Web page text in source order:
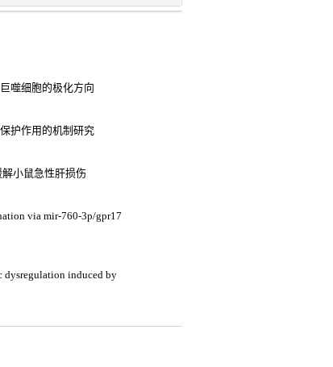
噬细胞的极化方向
护作用的机制研究
小鼠急性肝损伤
via mir-760-3p/gpr17
dysregulation induced by